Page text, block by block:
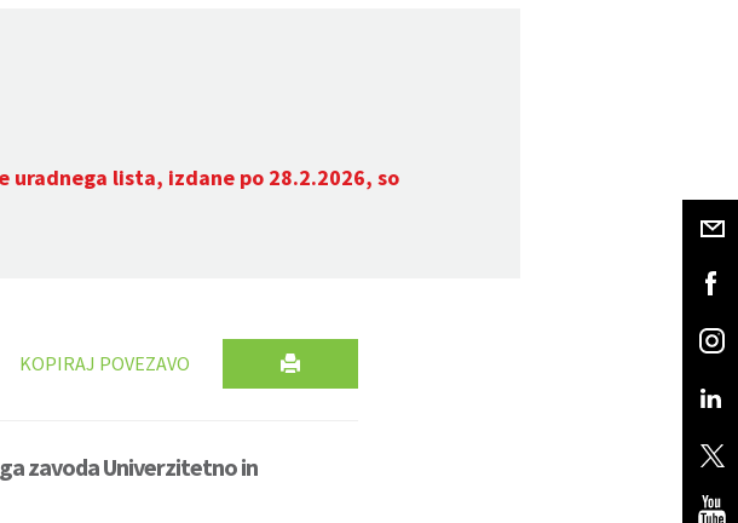
uradnega lista, izdane po 28.2.2026, so
KOPIRAJ POVEZAVO
zavoda Univerzitetno in